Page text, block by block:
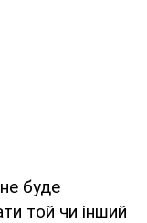
буде
той чи інший